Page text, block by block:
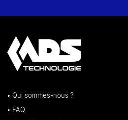
• Qui sommes-nous ?
• FAQ